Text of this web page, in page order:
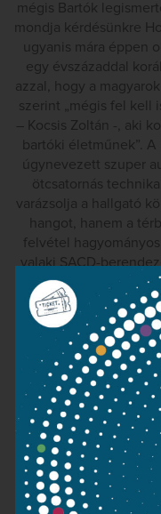
mégis Bartók
mondja kérdésünkre
ugyanis mára éppen
egy évszázaddal
azzal, hogy a
szerint „mégis fel kell
– Kocsis Zoltán -, aki
bartóki életműnek”.
úgynevezett szuper
ötcsatornás
varázsolja a hallgató
hangot, hanem a
felvétel
valaki SACD-
úgynevezett surround
előrelépés tehát
munkájában, és
rögzítenénk
felvételeit
Az új Bartók-
legnagyobb
(
Kocsis Zoltán, akit
legnagyobb élő